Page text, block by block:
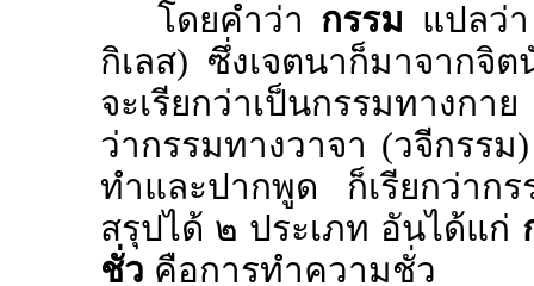
โดยคำว่า กรรม แปลว่
กิเลส) ซึ่งเจตนาก็มาจากจิ
จะเรียกว่าเป็นกรรมทางกา
ว่ากรรมทางวาจา (วจีกรร
ทำและปากพูด ก็เรียกว่าก
สรุปได้ ๒ ประเภท อันได้แก่
ชั่ว คือการทำความชั่ว